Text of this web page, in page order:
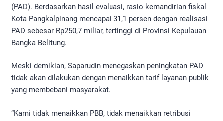
(PAD). Berdasarkan hasil evaluasi, rasio kemandirian fiskal
Kota Pangkalpinang mencapai 31,1 persen dengan realisasi
PAD sebesar Rp250,7 miliar, tertinggi di Provinsi Kepulauan
Bangka Belitung.
Meski demikian, Saparudin menegaskan peningkatan PAD
tidak akan dilakukan dengan menaikkan tarif layanan publik
yang membebani masyarakat.
“Kami tidak menaikkan PBB, tidak menaikkan retribusi